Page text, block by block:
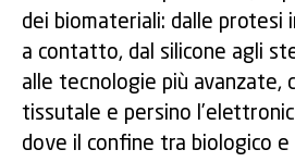
dei biomateriali: dalle protesi
a contatto, dal silicone agli
alle tecnologie più avanzate,
tissutale e persino
dove il confine tra biologico